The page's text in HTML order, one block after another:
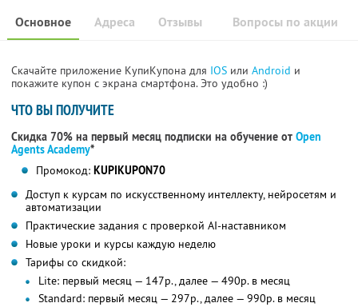
Основное Отзывы Вопросы по акции
Адреса
Скачайте приложение КупиКупона для IOS или Android и
покажите купон с экрана смартфона. Это удобно :)
ЧТО ВЫ ПОЛУЧИТЕ
Скидка 70% на первый месяц подписки на обучение от Open
Agents Academy*
Промокод: KUPIKUPON70
Доступ к курсам по искусственному интеллекту, нейросетям и
автоматизации
Практические задания с проверкой AI-наставником
Новые уроки и курсы каждую неделю
Тарифы со скидкой:
Lite: первый месяц — 147р., далее — 490р. в месяц
Standard: первый месяц — 297р., далее — 990р. в месяц